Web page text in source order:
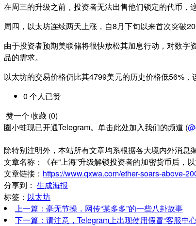
在周三的升级之前，投资者无法出售他们锁定的代币，
周四，以太坊连续两天上涨，自8月下旬以来首次突破
由于投资者预期美联储将很快放松其加息行动，对数字
品的需求。
以太坊的交易价格仍比其4799美元的历史价格低56%
0 个人已赞
赞一个 收藏 (0)
圈小蛙现已开通Telegram。单击此处加入我们的频道 (
除特别注明外，本站所有文章均系根据各大境内外消息
文章名称：《在“上海”升级解锁投资者的加密货币后，
文章链接： https://www.qxwa.com/ether-soars-above-
分享到： 生成海报
标签： 以太坊
上一篇：毫无节操，网传“某多多”的一些八卦故事
下一篇：请注意，Telegram上出现使用假冒“客服中